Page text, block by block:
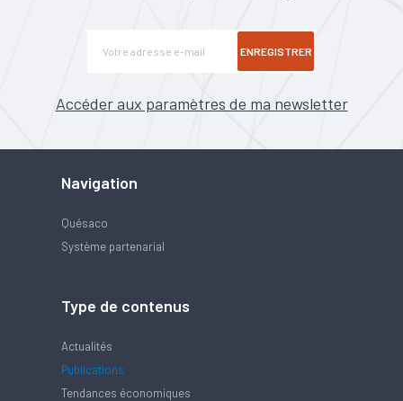
ENREGISTRER
Accéder aux paramètres de ma newsletter
Navigation
Quésaco
Système partenarial
Type de contenus
Actualités
Publications
Tendances économiques